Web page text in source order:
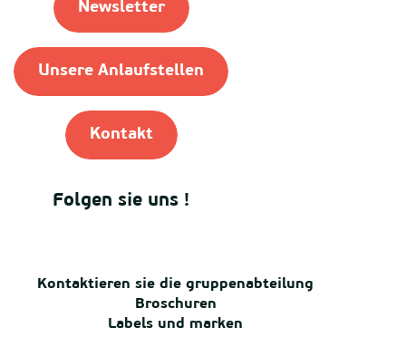
Newsletter
Unsere Anlaufstellen
Kontakt
Folgen sie uns !
Kontaktieren sie die gruppenabteilung
Broschuren
Labels und marken